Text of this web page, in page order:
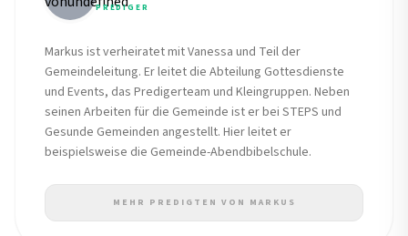
PREDIGER
Markus ist verheiratet mit Vanessa und Teil der
Gemeindeleitung. Er leitet die Abteilung Gottesdienste
und Events, das Predigerteam und Kleingruppen. Neben
seinen Arbeiten für die Gemeinde ist er bei STEPS und
Gesunde Gemeinden angestellt. Hier leitet er
beispielsweise die Gemeinde-Abendbibelschule.
MEHR PREDIGTEN VON MARKUS